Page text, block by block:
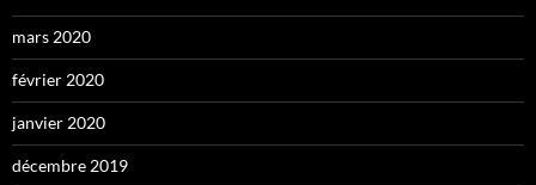
mars 2020
février 2020
janvier 2020
décembre 2019